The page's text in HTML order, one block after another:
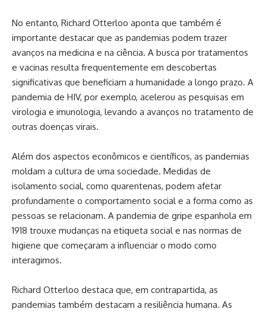
No entanto, Richard Otterloo aponta que também é
importante destacar que as pandemias podem trazer
avanços na medicina e na ciência. A busca por tratamentos
e vacinas resulta frequentemente em descobertas
significativas que beneficiam a humanidade a longo prazo. A
pandemia de HIV, por exemplo, acelerou as pesquisas em
virologia e imunologia, levando a avanços no tratamento de
outras doenças virais.
Além dos aspectos econômicos e científicos, as pandemias
moldam a cultura de uma sociedade. Medidas de
isolamento social, como quarentenas, podem afetar
profundamente o comportamento social e a forma como as
pessoas se relacionam. A pandemia de gripe espanhola em
1918 trouxe mudanças na etiqueta social e nas normas de
higiene que começaram a influenciar o modo como
interagimos.
Richard Otterloo destaca que, em contrapartida, as
pandemias também destacam a resiliência humana. As